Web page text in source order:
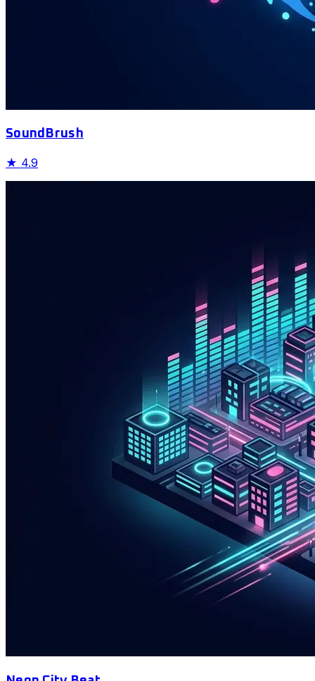
SoundBrush
★ 4.9